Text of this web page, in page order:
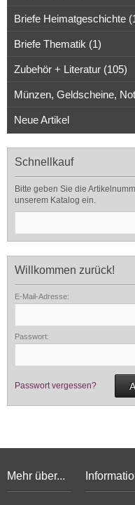
Briefe Heimatgeschichte
Briefe Thematik (1)
Zubehör + Literatur (105)
Münzen, Geldscheine,
Neue Artikel
Schnellkauf
Bitte geben Sie die
unserem Katalog ein.
Willkommen zurück!
E-Mail-Adresse:
Passwort:
Passwort vergessen?
Mehr über...